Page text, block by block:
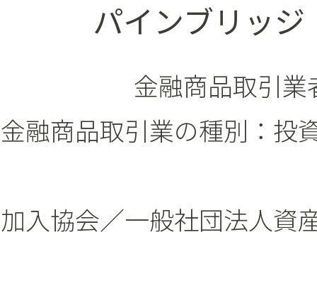
パインブリッ
金融商品取引
金融商品取引業の種別：投
加入協会／一般社団法人資